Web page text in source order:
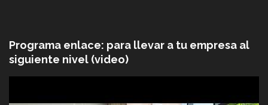
Programa enlace: para llevar a tu empresa al
siguiente nivel (video)